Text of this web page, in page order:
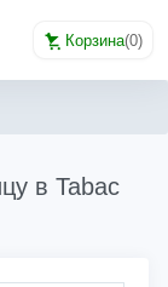
Корзина(0)
в Tabac